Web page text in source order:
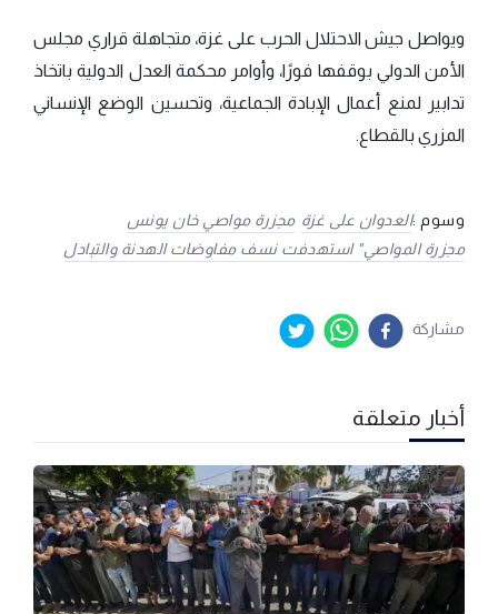
ويواصل جيش الاحتلال الحرب على غزة، متجاهلة قراري مجلس
الأمن الدولي بوقفها فورًا، وأوامر محكمة العدل الدولية باتخاذ
تدابير لمنع أعمال الإبادة الجماعية، وتحسين الوضع الإنساني
المزري بالقطاع.
وسوم :العدوان على غزة مجزرة مواصي خان يونس
مجزرة المواصي" استهدفت نسف مفاوضات الهدنة والتبادل
مشاركة
أخبار متعلقة